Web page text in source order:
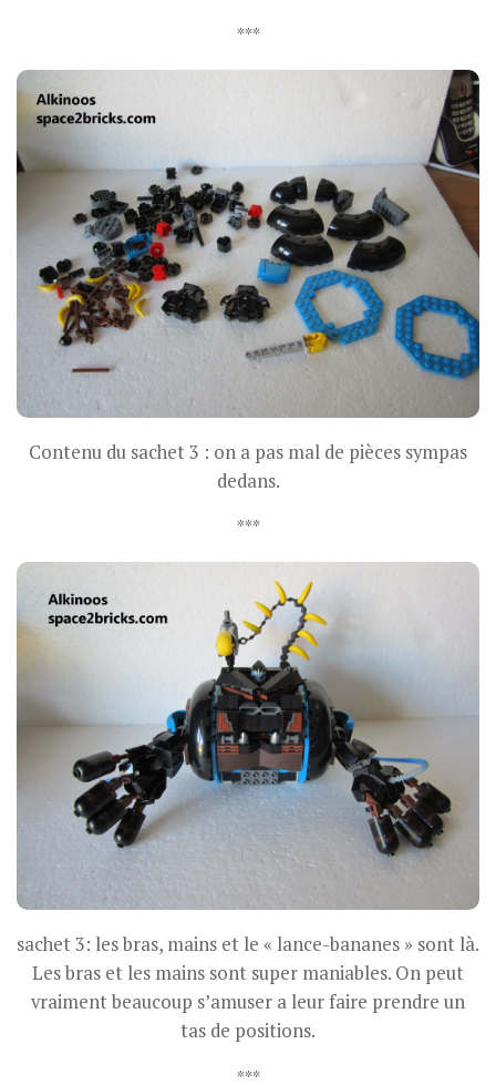
***
Contenu du sachet 3 : on a pas mal de pièces sympas
dedans.
***
sachet 3: les bras, mains et le « lance-bananes » sont là.
Les bras et les mains sont super maniables. On peut
vraiment beaucoup s’amuser a leur faire prendre un
tas de positions.
***